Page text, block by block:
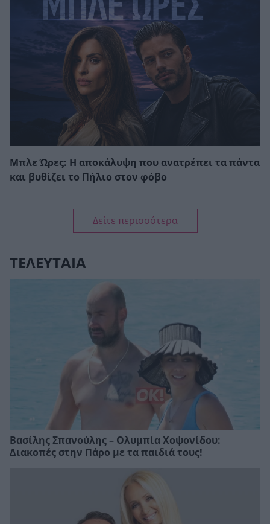
Μπλε Ώρες: Η αποκάλυψη που ανατρέπει τα πάντα
και βυθίζει το Πήλιο στον φόβο
Δείτε περισσότερα
ΤΕΛΕΥΤΑΙΑ
Βασίλης Σπανούλης – Ολυμπία Χοψονίδου:
Διακοπές στην Πάρο με τα παιδιά τους!